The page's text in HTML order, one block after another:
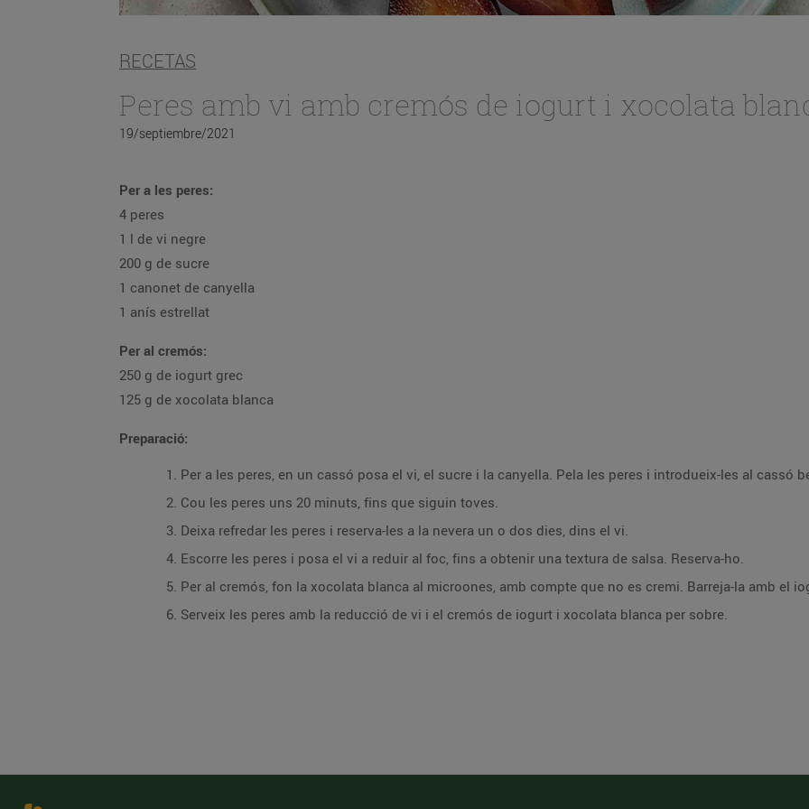
RECETAS
Peres amb vi amb cremós de iogurt i xocolata
19/septiembre/2021
Per a les peres:
4 peres
1 l de vi negre
200 g de sucre
1 canonet de canyella
1 anís estrellat
Per al cremós:
250 g de iogurt grec
125 g de xocolata blanca
Preparació:
Per a les peres, en un cassó posa el vi, el sucre i la canyella. Pela les peres i introdueix-les al cassó
Cou les peres uns 20 minuts, fins que siguin toves.
Deixa refredar les peres i reserva-les a la nevera un o dos dies, dins el vi.
Escorre les peres i posa el vi a reduir al foc, fins a obtenir una textura de salsa. Reserva-ho.
Per al cremós, fon la xocolata blanca al microones, amb compte que no es cremi. Barreja-la amb el
Serveix les peres amb la reducció de vi i el cremós de iogurt i xocolata blanca per sobre.